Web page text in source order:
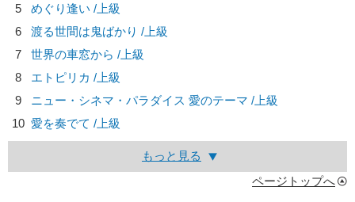
5
めぐり逢い /上級
6
渡る世間は鬼ばかり /上級
7
世界の車窓から /上級
8
エトピリカ /上級
9
ニュー・シネマ・パラダイス 愛のテーマ /上級
10 愛を奏でて /上級
もっと見る
ページトップへ